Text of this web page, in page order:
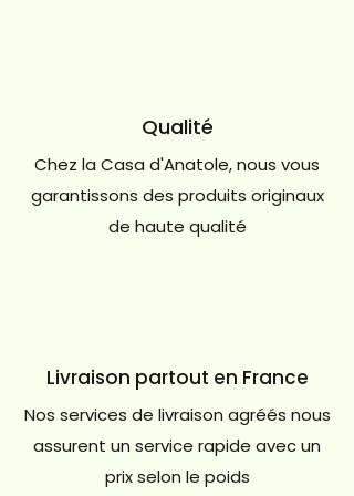
Qualité
Chez la Casa d'Anatole, nous vous
garantissons des produits originaux
de haute qualité
Livraison partout en France
Nos services de livraison agréés nous
assurent un service rapide avec un
prix selon le poids